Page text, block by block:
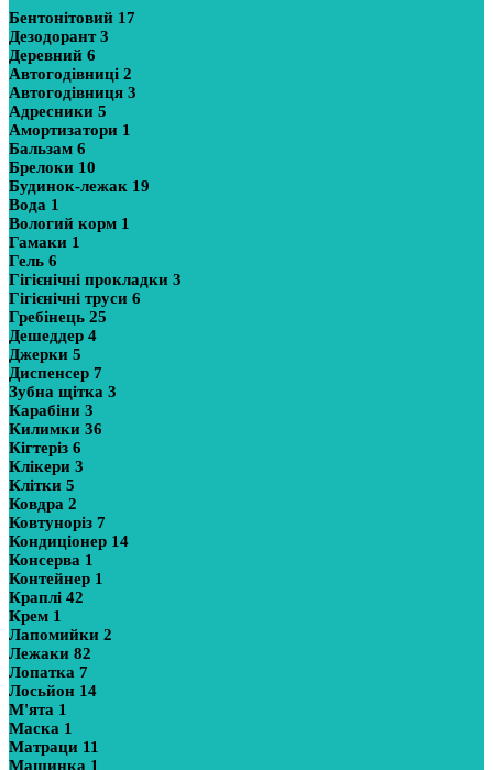
Бентонітовий 17
Дезодорант3
Деревний 6
Автогодівниці 2
Автогодівниця 3
Адресники 5
Амортизатори 1
Бальзам 6
Брелоки 10
Будинок-лежак 19
Вода 1
Вологий корм 1
Гамаки 1
Гель 6
Гігієнічні прокладки 3
Гігієнічні труси 6
Гребінець 25
Дешеддер 4
Джерки 5
Диспенсер 7
Зубна щітка 3
Карабіни 3
Килимки 36
Кігтеріз 6
Клікери 3
Клітки 5
Ковдра 2
Ковтуноріз 7
Кондиціонер 14
Консерва 1
Контейнер 1
Краплі 42
Крем 1
Лапомийки 2
Лежаки 82
Лопатка 7
Лосьйон 14
М'ята 1
Маска 1
Матраци 11
Машинка 1